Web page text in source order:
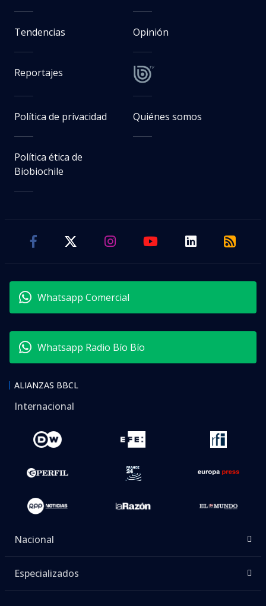
Tendencias Opinión
Reportajes
Política de privacidad Quiénes somos
Política ética de
Biobiochile
Whatsapp Comercial
Whatsapp Radio Bío Bío
ALIANZAS BBCL
Internacional
Nacional
Especializados